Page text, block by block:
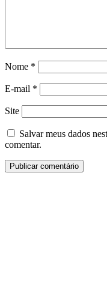
Nome *
E-mail *
Site
Salvar meus dados
comentar.